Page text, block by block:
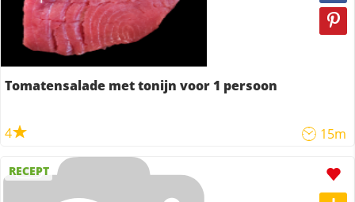
Tomatensalade met tonijn voor 1 persoon
4 15m
RECEPT